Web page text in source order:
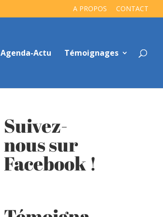
A PROPOS CONTACT
Agenda-Actu Témoignages
Suivez-
nous sur
Facebook !